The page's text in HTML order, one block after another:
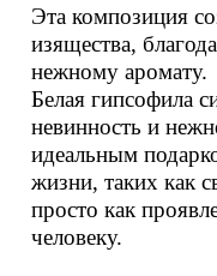
Эта композиция
изящества,
нежному аромату.
Белая гипсофила
невинность и
идеальным
жизни, таких как
просто как
человеку.